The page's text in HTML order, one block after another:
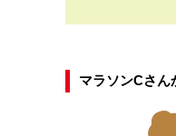
マラソンCさん